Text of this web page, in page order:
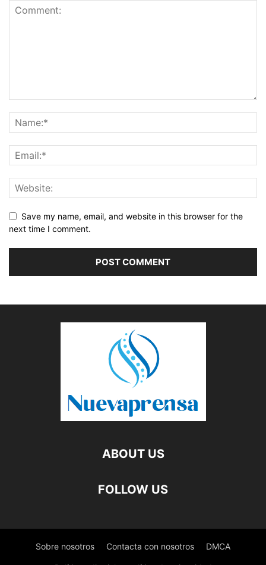
Save my name, email, and website in this browser for the
next time I comment.
ABOUT US
FOLLOW US
Sobre nosotros Contacta con nosotros DMCA